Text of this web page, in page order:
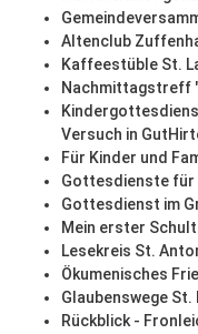
Altenclub
Kaffeestüble St.
Nachmittagstreff
Versuch in
Für Kinder und
Gottesdienste für
Gottesdienst im
Mein erster
Lesekreis St.
Ökumenisches
Glaubenswege St.
Rückblick -